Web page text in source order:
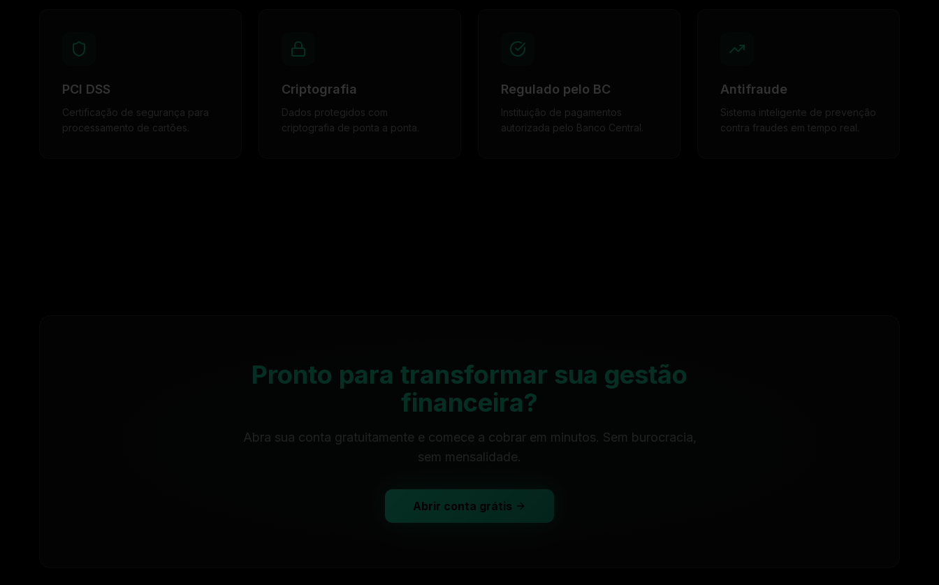
PCI DSS
Certificação de segurança para
processamento de cartões.
Criptografia
Dados protegidos com
criptografia de ponta a ponta.
Regulado pelo BC
Instituição de pagamentos
autorizada pelo Banco Central.
Antifraude
Sistema inteligente de prevenção
contra fraudes em tempo real.
Pronto para transformar sua gestão
financeira?
Abra sua conta gratuitamente e comece a cobrar em minutos. Sem burocracia,
sem mensalidade.
Abrir conta grátis